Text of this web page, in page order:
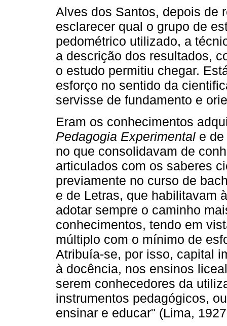
Alves dos Santos, depois de
esclarecer qual o grupo de
pedométrico utilizado, a
a descrição dos resultados,
o estudo permitiu chegar.
esforço no sentido da
servisse de fundamento e
Eram os conhecimentos
Pedagogia Experimental e de
no que consolidavam de
articulados com os saberes
previamente no curso de
e de Letras, que habilitavam
adotar sempre o caminho
conhecimentos, tendo em
múltiplo com o mínimo de
Atribuía-se, por isso, capital
à docência, nos ensinos
serem conhecedores da
instrumentos pedagógicos,
ensinar e educar" (Lima,